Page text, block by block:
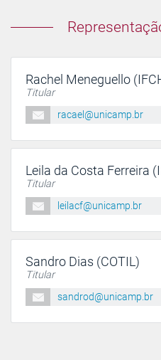
Rachel Meneguello
Titular
racael@unicamp.br
Leila da Costa Ferreira
Titular
leilacf@unicamp.br
Sandro Dias (COTIL)
Titular
sandrod@unicamp.br